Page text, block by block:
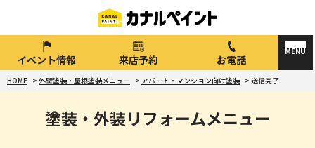
イベント情報 来店予約 お電話
HOME > 外壁塗装・屋根塗装メニュー > アパート・マンション向け塗装 > 送信完了
塗装・外装リフォームメニュー